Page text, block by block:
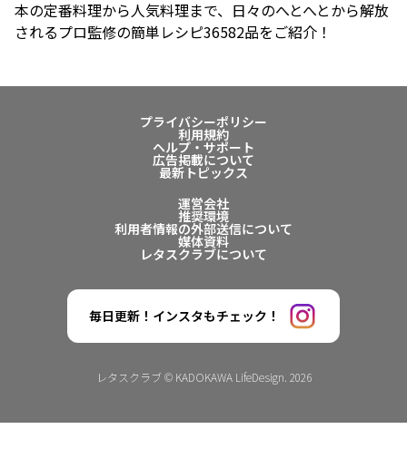
本の定番料理から人気料理まで、日々のへとへとから解放
されるプロ監修の簡単レシピ36582品をご紹介！
プライバシーポリシー
利用規約
ヘルプ・サポート
広告掲載について
最新トピックス
運営会社
推奨環境
利用者情報の外部送信について
媒体資料
レタスクラブについて
毎日更新！インスタもチェック！
レタスクラブ © KADOKAWA LifeDesign. 2026